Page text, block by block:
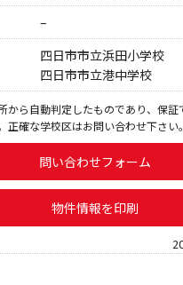
–
四日市市立浜田小学校
四日市市立港中学校
から自動判定したものであり、保証
正確な学校区はお問い合わせ下さい
問い合わせフォーム
物件情報を印刷